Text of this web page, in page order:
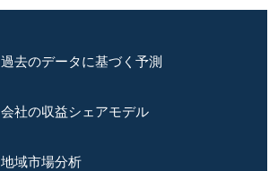
過去のデータに基づく予測
会社の収益シェアモデル
地域市場分析